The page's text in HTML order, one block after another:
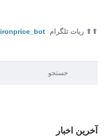
⬆⬆ ربات تلگرام ironprice_bot@
آخرین اخبار